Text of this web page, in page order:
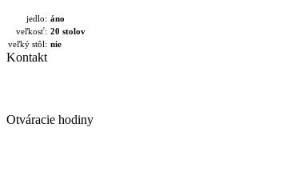
jedlo: áno
veľkosť: 20 stolov
veľký stôl: nie
Kontakt
Otváracie hodiny